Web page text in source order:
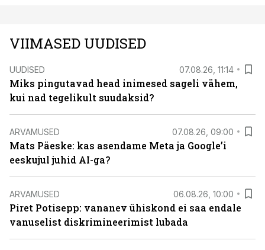
VIIMASED UUDISED
UUDISED 07.08.26, 11:14
Miks pingutavad head inimesed sageli vähem,
kui nad tegelikult suudaksid?
ARVAMUSED 07.08.26, 09:00
Mats Päeske: kas asendame Meta ja Google’i
eeskujul juhid AI-ga?
ARVAMUSED 06.08.26, 10:00
Piret Potisepp: vananev ühiskond ei saa endale
vanuselist diskrimineerimist lubada